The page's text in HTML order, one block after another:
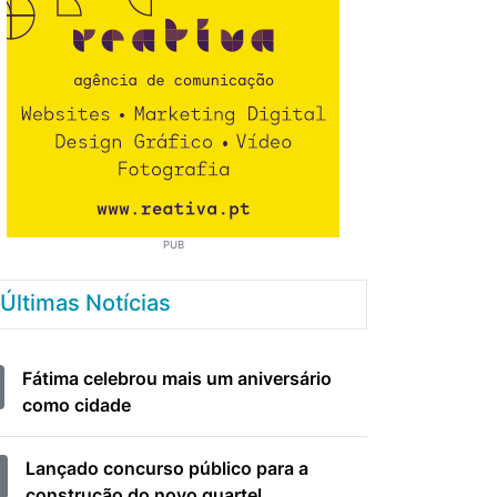
PUB
Últimas Notícias
Fátima celebrou mais um aniversário
como cidade
Lançado concurso público para a